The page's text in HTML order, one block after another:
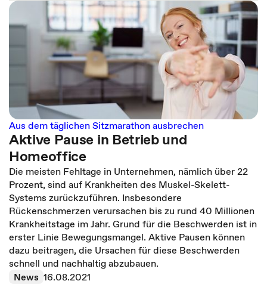
Aus dem täglichen Sitzmarathon ausbrechen
Aktive Pause in Betrieb und
Homeoffice
Die meisten Fehltage in Unternehmen, nämlich über 22
Prozent, sind auf Krankheiten des Muskel-Skelett-
Systems zurückzuführen. Insbesondere
Rückenschmerzen verursachen bis zu rund 40 Millionen
Krankheitstage im Jahr. Grund für die Beschwerden ist in
erster Linie Bewegungsmangel. Aktive Pausen können
dazu beitragen, die Ursachen für diese Beschwerden
schnell und nachhaltig abzubauen.
News 16.08.2021